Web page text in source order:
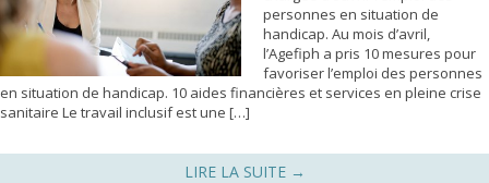
personnes en situation de
handicap. Au mois d’avril,
l’Agefiph a pris 10 mesures pour
favoriser l’emploi des personnes
en situation de handicap. 10 aides financières et services en pleine crise
sanitaire Le travail inclusif est une […]
LIRE LA SUITE →